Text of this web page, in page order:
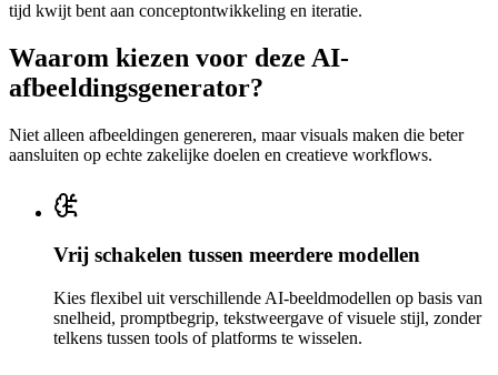
tijd kwijt bent aan conceptontwikkeling en iteratie.
Waarom kiezen voor deze AI-
afbeeldingsgenerator?
Niet alleen afbeeldingen genereren, maar visuals maken die beter
aansluiten op echte zakelijke doelen en creatieve workflows.
Vrij schakelen tussen meerdere modellen
Kies flexibel uit verschillende AI-beeldmodellen op basis van
snelheid, promptbegrip, tekstweergave of visuele stijl, zonder
telkens tussen tools of platforms te wisselen.